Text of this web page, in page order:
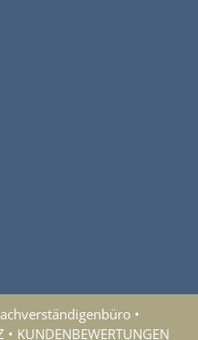
•
• KUNDENBEWERTUNGEN